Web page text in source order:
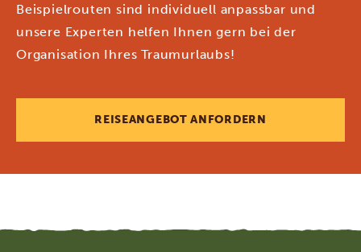
Beispielrouten sind individuell anpassbar und
unsere Experten helfen Ihnen gern bei der
Organisation Ihres Traumurlaubs!
REISEANGEBOT ANFORDERN